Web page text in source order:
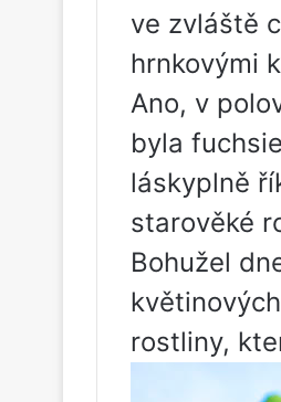
ve zvláště
hrnkovými
Ano, v
byla
láskyplně
starověké
Bohužel
rostliny,